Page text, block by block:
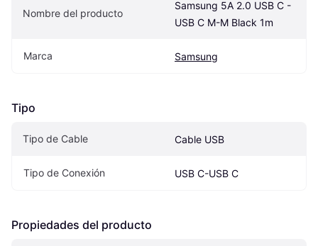
Nombre del producto
Samsung 5A 2.0 USB C -
USB C M-M Black 1m
Marca Samsung
Tipo
Tipo de Cable Cable USB
Tipo de Conexión USB C-USB C
Propiedades del producto